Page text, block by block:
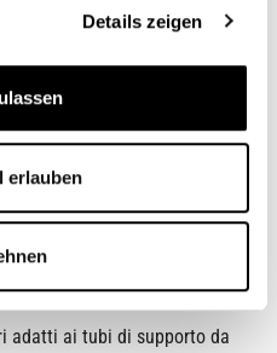
Details zeigen
erlauben
adatti ai tubi di supporto da